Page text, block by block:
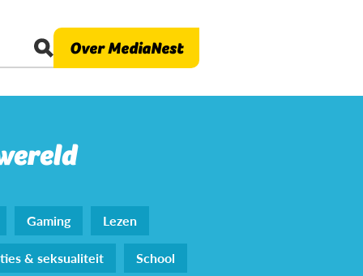
Over MediaNest
Gaming
Lezen
& seksualiteit
School